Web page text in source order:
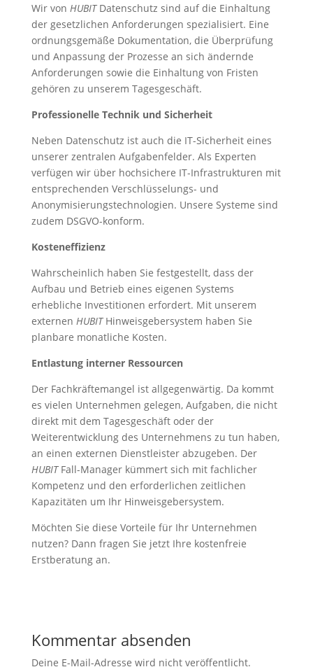
Wir von HUBITDatenschutz sind auf die Einhaltung
der gesetzlichen Anforderungen spezialisiert. Eine
ordnungsgemäße Dokumentation, die Überprüfung
und Anpassung der Prozesse an sich ändernde
Anforderungen sowie die Einhaltung von Fristen
gehören zu unserem Tagesgeschäft.
Professionelle Technik und Sicherheit
Neben Datenschutz ist auch die IT-Sicherheit eines
unserer zentralen Aufgabenfelder. Als Experten
verfügen wir über hochsichere IT-Infrastrukturen mit
entsprechenden Verschlüsselungs- und
Anonymisierungstechnologien. Unsere Systeme sind
zudem DSGVO-konform.
Kosteneffizienz
Wahrscheinlich haben Sie festgestellt, dass der
Aufbau und Betrieb eines eigenen Systems
erhebliche Investitionen erfordert. Mit unserem
externen HUBITHinweisgebersystem haben Sie
planbare monatliche Kosten.
Entlastung interner Ressourcen
Der Fachkräftemangel ist allgegenwärtig. Da kommt
es vielen Unternehmen gelegen, Aufgaben, die nicht
direkt mit dem Tagesgeschäft oder der
Weiterentwicklung des Unternehmens zu tun haben,
an einen externen Dienstleister abzugeben. Der
HUBITFall-Manager kümmert sich mit fachlicher
Kompetenz und den erforderlichen zeitlichen
Kapazitäten um Ihr Hinweisgebersystem.
Möchten Sie diese Vorteile für Ihr Unternehmen
nutzen? Dann fragen Sie jetzt Ihre kostenfreie
Erstberatung an.
Kommentar absenden
Deine E-Mail-Adresse wird nicht veröffentlicht.